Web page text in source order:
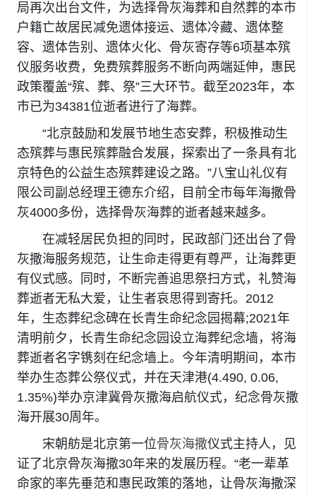
局再次出台文件，为选择骨灰海葬和自然葬的本市
户籍亡故居民减免遗体接运、遗体冷藏、遗体整
容、遗体告别、遗体火化、骨灰寄存等6项基本殡
仪服务收费，免费殡葬服务不断向两端延伸，惠民
政策覆盖“殡、葬、祭”三大环节。截至2023年，本
市已为34381位逝者进行了海葬。
“北京鼓励和发展节地生态安葬，积极推动生
态殡葬与惠民殡葬融合发展，探索出了一条具有北
京特色的公益生态殡葬建设之路。”八宝山礼仪有
限公司副总经理王德东介绍，目前全市每年海撒骨
灰4000多份，选择骨灰海葬的逝者越来越多。
在减轻居民负担的同时，民政部门还出台了骨
灰撒海服务规范，让生命走得更有尊严，让海葬更
有仪式感。同时，不断完善追思祭扫方式，礼赞海
葬逝者无私大爱，让生者哀思得到寄托。2012
年，生态葬纪念碑在长青生命纪念园揭幕;2021年
清明前夕，长青生命纪念园设立海葬纪念墙，将海
葬逝者名字镌刻在纪念墙上。今年清明期间，本市
举办生态葬公祭仪式，并在天津港(4.490, 0.06,
1.35%)举办京津冀骨灰撒海启航仪式，纪念骨灰撒
海开展30周年。
宋朝舫是北京第一位骨灰海撒仪式主持人，见
证了北京骨灰海撒30年来的发展历程。“老一辈革
命家的率先垂范和惠民政策的落地，让骨灰海撒深